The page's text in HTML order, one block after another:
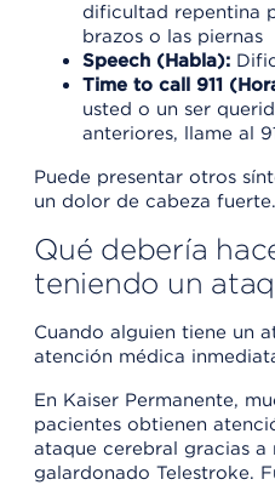
dificultad repentina
brazos o las piernas
Speech (Habla):
Time to call 911
usted o un ser
anteriores, llame al
Puede presentar otros
un dolor de cabeza fuerte.
Qué debería
teniendo un
Cuando alguien tiene un
atención médica
En Kaiser Permanente,
pacientes obtienen
ataque cerebral gracias a
galardonado Telestroke.